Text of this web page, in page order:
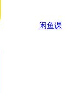
闲鱼课